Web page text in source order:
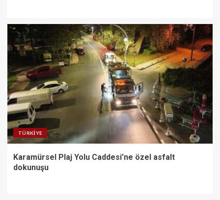
TÜRKIYE
Karamürsel Plaj Yolu Caddesi’ne özel asfalt
dokunuşu